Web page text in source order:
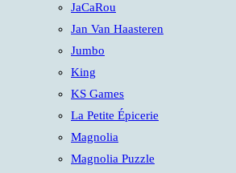
JaCaRou
Jan Van Haasteren
Jumbo
King
KS Games
La Petite Épicerie
Magnolia
Magnolia Puzzle